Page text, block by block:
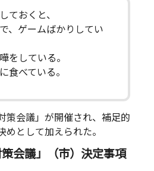
ておくと、
ゲームばかりしてい
している。
べている。
策会議」が開催され、補足的
めとして加えられた。
策会議」（市）決定事項